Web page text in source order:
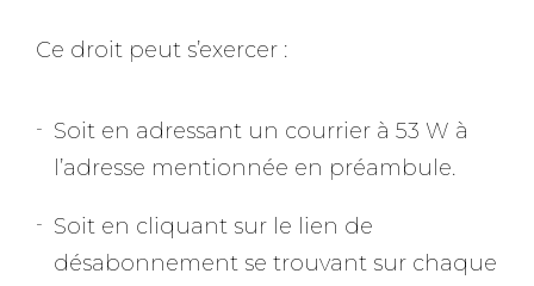
Ce droit peut s’exercer :
Soit en adressant un courrier à 53 W à
l’adresse mentionnée en préambule.
Soit en cliquant sur le lien de
désabonnement se trouvant sur chaque